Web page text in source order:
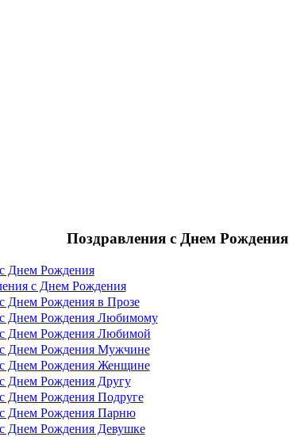
Поздравления с Днем Рождения
Днем Рождения
с Днем Рождения
Днем Рождения в Прозе
Днем Рождения Любимому
Днем Рождения Любимой
Днем Рождения Мужчине
Днем Рождения Женщине
Днем Рождения Другу
Днем Рождения Подруге
Днем Рождения Парню
Днем Рождения Девушке